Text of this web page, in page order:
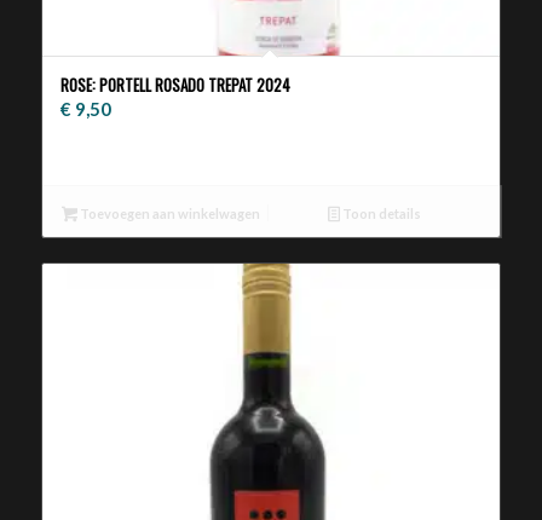
ROSE: PORTELL ROSADO TREPAT 2024
€ 9,50
Toevoegen aan winkelwagen Toon details